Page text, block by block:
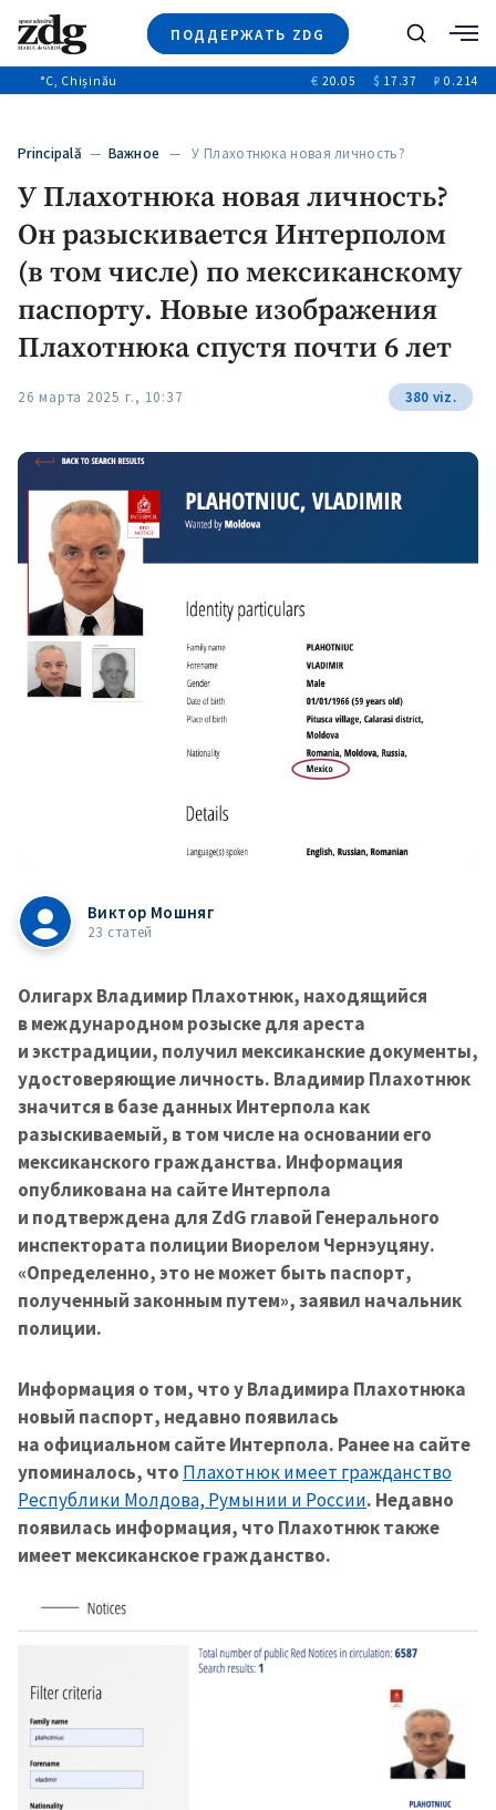
ПОДДЕРЖАТЬ ZDG
Новости
Расследования
Общество
+312
Поиск
°C, Chișinău € 20.05 $ 17.37 ₽ 0.214
Principală — Важное — У Плахотнюка новая личность?
У Плахотнюка новая личность?
Он разыскивается Интерполом
(в том числе) по мексиканскому
паспорту. Новые изображения
Плахотнюка спустя почти 6 лет
26 марта 2025 г., 10:37 380 viz.
Виктор Мошняг
23 статей
Олигарх Владимир Плахотнюк, находящийся
в международном розыске для ареста
и экстрадиции, получил мексиканские документы,
удостоверяющие личность. Владимир Плахотнюк
значится в базе данных Интерпола как
разыскиваемый, в том числе на основании его
мексиканского гражданства. Информация
опубликована на сайте Интерпола
и подтверждена для ZdG главой Генерального
инспектората полиции Виорелом Чернэуцяну.
«Определенно, это не может быть паспорт,
полученный законным путем», заявил начальник
полиции.
Информация о том, что у Владимира Плахотнюка
новый паспорт, недавно появилась
на официальном сайте Интерпола. Ранее на сайте
упоминалось, что Плахотнюк имеет гражданство
Республики Молдова, Румынии и России. Недавно
появилась информация, что Плахотнюк также
имеет мексиканское гражданство.